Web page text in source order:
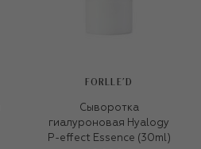
FORLLE'D
Сыворотка
гиалуроновая Hyalogy
P-effect Essence (30ml)